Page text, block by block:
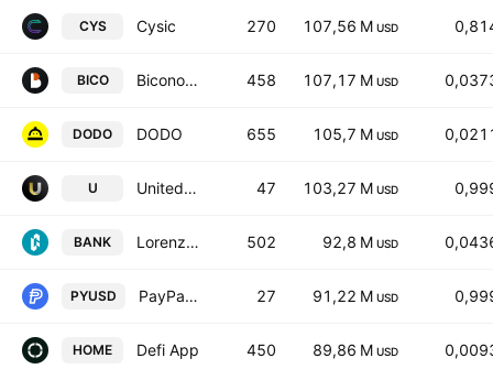
CYS Cysic 270 107,56 M USD
BICO Biconomy 458 107,17 M USD
DODO DODO 655 105,7 M USD
U United Stables 47 103,27 M USD
BANK Lorenzo Protocol 502 92,8 M USD
PYUSD PayPal USD 27 91,22 M USD
HOME Defi App 450 89,86 M USD